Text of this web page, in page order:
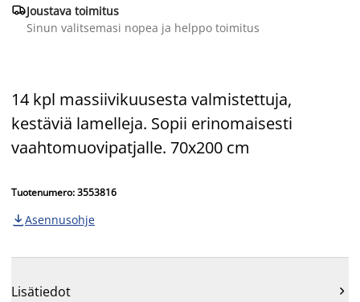
Joustava toimitus
Sinun valitsemasi nopea ja helppo toimitus
14 kpl massiivikuusesta valmistettuja,
kestäviä lamelleja. Sopii erinomaisesti
vaahtomuovipatjalle. 70x200 cm
Tuotenumero: 3553816
 Asennusohje
Lisätiedot 